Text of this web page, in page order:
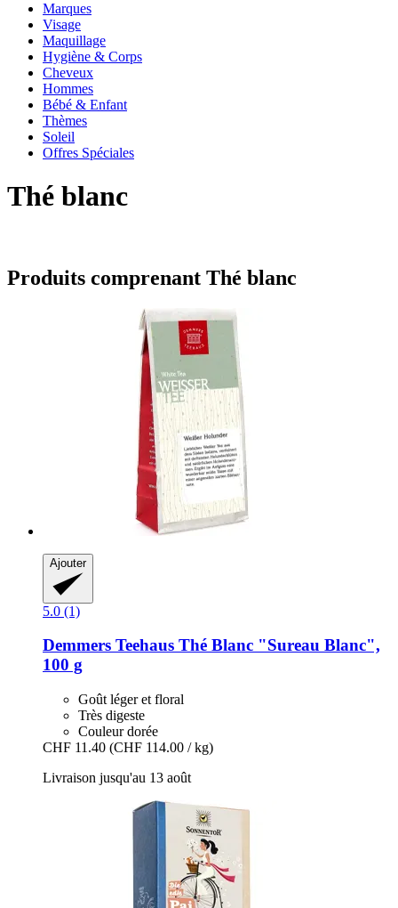
Marques
Visage
Maquillage
Hygiène & Corps
Cheveux
Hommes
Bébé & Enfant
Thèmes
Soleil
Offres Spéciales
Thé blanc
Produits comprenant Thé blanc
Ajouter
5.0 (1)
Demmers Teehaus Thé Blanc "Sureau Blanc",
100 g
Goût léger et floral
Très digeste
Couleur dorée
CHF 11.40 (CHF 114.00 / kg)
Livraison jusqu'au 13 août